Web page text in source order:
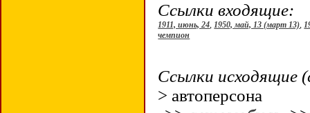
Ссылки входящие:
1911, июнь, 24,1950, май, 13 (март 13),
чемпион
Ссылки исходящие
> автоперсона